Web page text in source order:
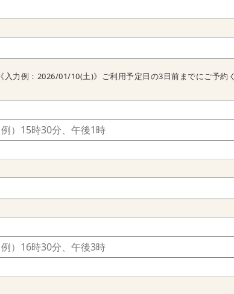
《入力例：2026/01/10(土)》ご利用予定日の3日前までにご予約